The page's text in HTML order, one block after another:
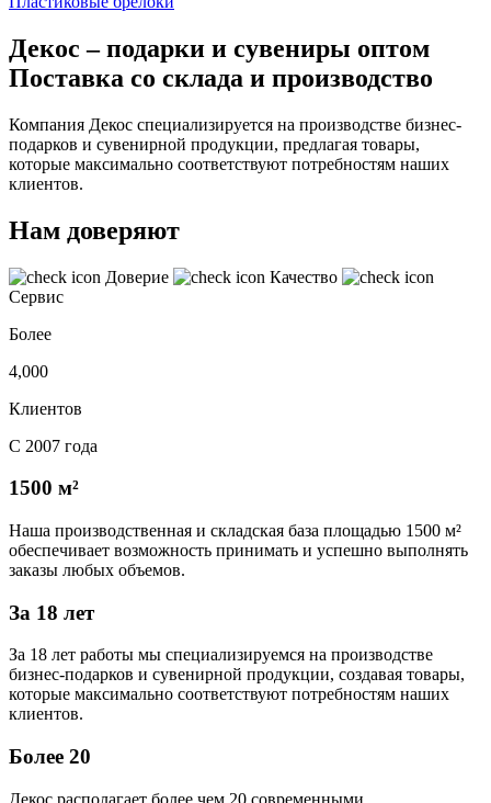
Декос – подарки и сувениры оптом
Поставка со склада и производство
Компания Декос специализируется на производстве бизнес-
подарков и сувенирной продукции, предлагая товары,
которые максимально соответствуют потребностям наших
клиентов.
Нам доверяют
Доверие
Качество
Сервис
Более
4,000
Клиентов
С 2007 года
1500 м²
Наша производственная и складская база площадью 1500 м²
обеспечивает возможность принимать и успешно выполнять
заказы любых объемов.
За 18 лет
За 18 лет работы мы специализируемся на производстве
бизнес-подарков и сувенирной продукции, создавая товары,
которые максимально соответствуют потребностям наших
клиентов.
Более 20
Декос располагает более чем 20 современными